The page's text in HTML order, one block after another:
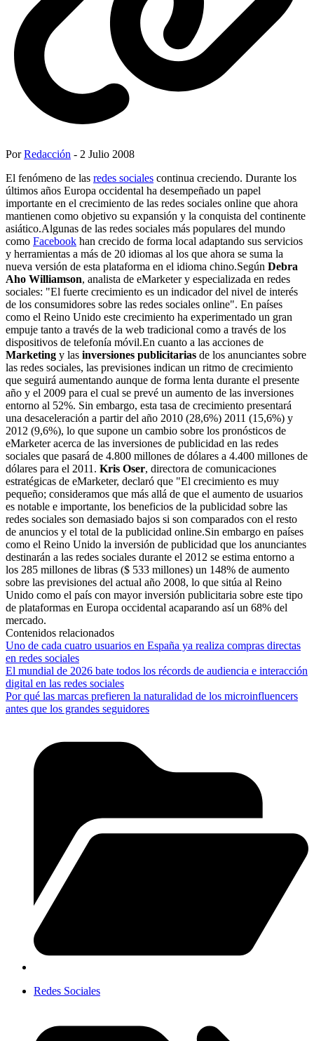
PorRedacción - 2 Julio 2008
El fenómeno de las redes sociales continua creciendo. Durante los
últimos años Europa occidental ha desempeñado un papel
importante en el crecimiento de las redes sociales online que ahora
mantienen como objetivo su expansión y la conquista del continente
asiático.Algunas de las redes sociales más populares del mundo
como Facebook han crecido de forma local adaptando sus servicios
y herramientas a más de 20 idiomas al los que ahora se suma la
nueva versión de esta plataforma en el idioma chino.Según Debra
Aho Williamson, analista de eMarketer y especializada en redes
sociales: "El fuerte crecimiento es un indicador del nivel de interés
de los consumidores sobre las redes sociales online". En países
como el Reino Unido este crecimiento ha experimentado un gran
empuje tanto a través de la web tradicional como a través de los
dispositivos de telefonía móvil.En cuanto a las acciones de
Marketing y las inversiones publicitarias de los anunciantes sobre
las redes sociales, las previsiones indican un ritmo de crecimiento
que seguirá aumentando aunque de forma lenta durante el presente
año y el 2009 para el cual se prevé un aumento de las inversiones
entorno al 52%. Sin embargo, esta tasa de crecimiento presentará
una desaceleración a partir del año 2010 (28,6%) 2011 (15,6%) y
2012 (9,6%), lo que supone un cambio sobre los pronósticos de
eMarketer acerca de las inversiones de publicidad en las redes
sociales que pasará de 4.800 millones de dólares a 4.400 millones de
dólares para el 2011. Kris Oser, directora de comunicaciones
estratégicas de eMarketer, declaró que "El crecimiento es muy
pequeño; consideramos que más allá de que el aumento de usuarios
es notable e importante, los beneficios de la publicidad sobre las
redes sociales son demasiado bajos si son comparados con el resto
de anuncios y el total de la publicidad online.Sin embargo en países
como el Reino Unido la inversión de publicidad que los anunciantes
destinarán a las redes sociales durante el 2012 se estima entorno a
los 285 millones de libras ($ 533 millones) un 148% de aumento
sobre las previsiones del actual año 2008, lo que sitúa al Reino
Unido como el país con mayor inversión publicitaria sobre este tipo
de plataformas en Europa occidental acaparando así un 68% del
mercado.
Contenidos relacionados
Uno de cada cuatro usuarios en España ya realiza compras directas
en redes sociales
El mundial de 2026 bate todos los récords de audiencia e interacción
digital en las redes sociales
Por qué las marcas prefieren la naturalidad de los microinfluencers
antes que los grandes seguidores
Redes Sociales